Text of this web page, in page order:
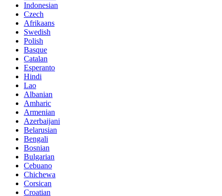
Indonesian
Czech
Afrikaans
Swedish
Polish
Basque
Catalan
Esperanto
Hindi
Lao
Albanian
Amharic
Armenian
Azerbaijani
Belarusian
Bengali
Bosnian
Bulgarian
Cebuano
Chichewa
Corsican
Croatian